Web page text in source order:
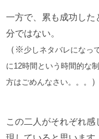
一方で、累も成功した
分ではない。
（※ 少しネタバレになっ
に12時間という時間的な
方はごめんなさい。。。
）
この二人がそれぞれ